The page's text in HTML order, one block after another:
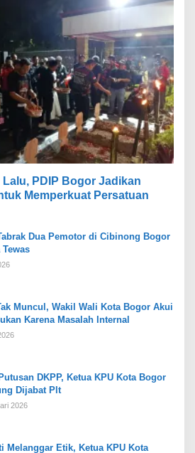
Lalu, PDIP Bogor Jadikan
Memperkuat Persatuan
Dua Pemotor di Cibinong Bogor
Muncul, Wakil Wali Kota Bogor Akui
Karena Masalah Internal
DKPP, Ketua KPU Kota Bogor
Dijabat Plt
2026
Melanggar Etik, Ketua KPU Kota